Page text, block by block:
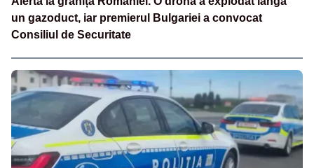
un gazoduct, iar premierul Bulgariei a convocat
Consiliul de Securitate